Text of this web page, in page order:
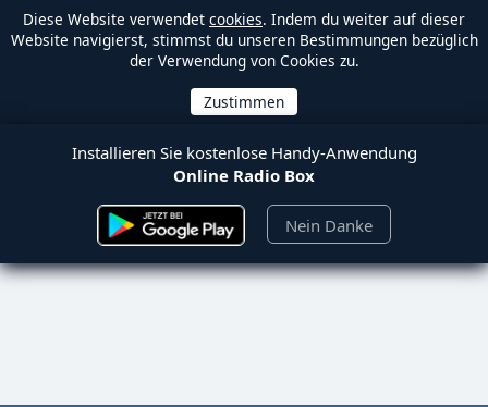
Diese Website verwendet cookies. Indem du weiter auf dieser
Website navigierst, stimmst du unseren Bestimmungen bezüglich
der Verwendung von Cookies zu.
Installieren Sie kostenlose Handy-Anwendung
Online Radio Box
Nein Danke